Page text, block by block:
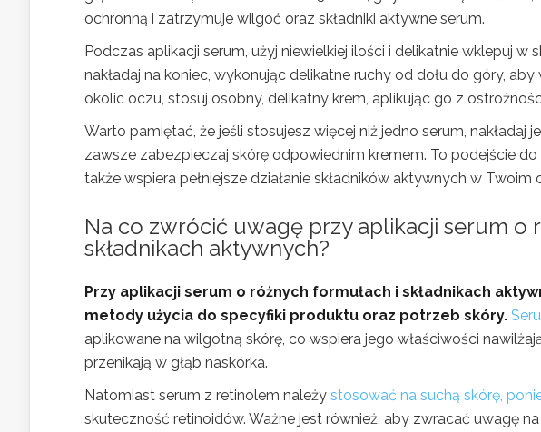
ochronną i zatrzymuje wilgoć oraz składniki aktywne serum.
Podczas aplikacji serum, użyj niewielkiej ilości i delikatnie wklepuj w
nakładaj na koniec, wykonując delikatne ruchy od dołu do góry,
okolic oczu, stosuj osobny, delikatny krem, aplikując go z
Warto pamiętać, że jeśli stosujesz więcej niż jedno serum, nakładaj
zawsze zabezpieczaj skórę odpowiednim kremem. To podejście
także wspiera pełniejsze działanie składników aktywnych w
Na co zwrócić uwagę przy aplikacji serum o
składnikach aktywnych?
Przy aplikacji serum o różnych formułach i składnikach
metody użycia do specyfiki produktu oraz potrzeb skóry.
aplikowane na wilgotną skórę, co wspiera jego właściwości
przenikają w głąb naskórka.
Natomiast serum z retinolem należy stosować na suchą skórę,
skuteczność retinoidów. Ważne jest również, aby zwracać uwagę na